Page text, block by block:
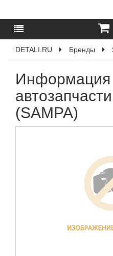
DETALI.RU Бренды
Информация
(SAMPA)